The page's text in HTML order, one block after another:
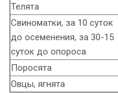
Телята
Свиноматки, за 10 суток
до осеменения, за 30-15
суток до опороса
Поросята
Овцы, ягнята